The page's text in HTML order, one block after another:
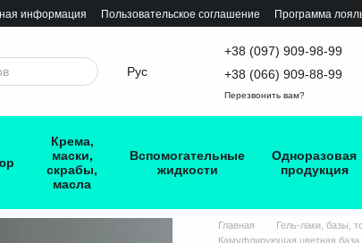
информация Пользовательское соглашение Программа
Рус
+38 (097) 909-98-99
+38 (066) 909-88-99
Перезвонить вам?
Крема,
маски,
скрабы,
масла
Вспомогательные
жидкости
Одноразовая
продукция
Главная Гель-лаки, базы,
Камуфлирующая цветная база